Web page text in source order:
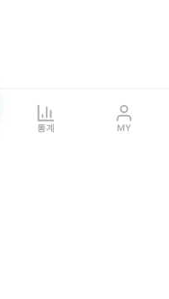
통계 MY